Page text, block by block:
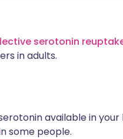
serotonin
in adults.
available in your
some people.